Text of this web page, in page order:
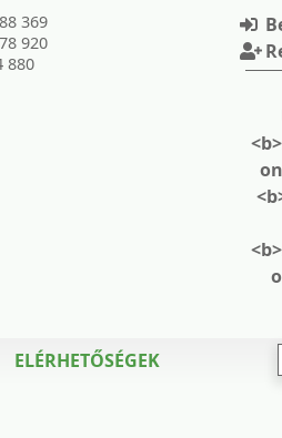
369
920
880
ELÉRHETŐSÉGEK